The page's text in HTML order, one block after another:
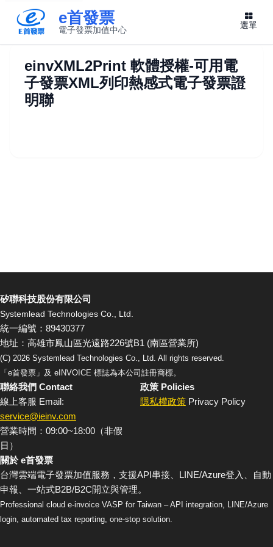
e首發票
電子發票加值中心 選單
einvXML2Print 軟體授權-可用電
子發票XML列印熱感式電子發票證
明聯
矽聯科技股份有限公司
Systemlead Technologies Co., Ltd.
統一編號：89430377
地址：高雄市鳳山區光遠路226號B1 (南區營業所)
(C) 2026 Systemlead Technologies Co., Ltd. All rights reserved.
「e首發票」及 eINVOICE 標誌為本公司註冊商標。
聯絡我們 Contact
線上客服 Email:
service@ieinv.com
營業時間：09:00~18:00（非假
日）
政策 Policies
隱私權政策 Privacy Policy
關於 e首發票
台灣雲端電子發票加值服務，支援API串接、LINE/Azure登入、自動
申報、一站式B2B/B2C開立與管理。
Professional cloud e-invoice VASP for Taiwan – API integration, LINE/Azure
login, automated tax reporting, one-stop solution.